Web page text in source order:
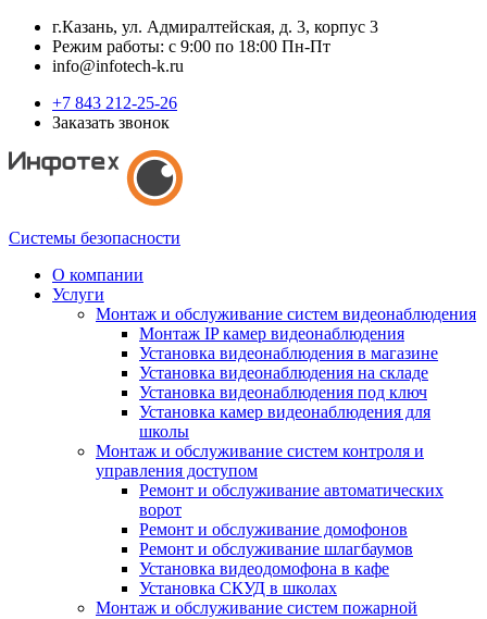
г.Казань, ул. Адмиралтейская, д. 3, корпус 3
Режим работы: с 9:00 по 18:00 Пн-Пт
info@infotech-k.ru
+7 843 212-25-26
Заказать звонок
Системы безопасности
О компании
Услуги
Монтаж и обслуживание систем видеонаблюдения
Монтаж IP камер видеонаблюдения
Установка видеонаблюдения в магазине
Установка видеонаблюдения на складе
Установка видеонаблюдения под ключ
Установка камер видеонаблюдения для
школы
Монтаж и обслуживание систем контроля и
управления доступом
Ремонт и обслуживание автоматических
ворот
Ремонт и обслуживание домофонов
Ремонт и обслуживание шлагбаумов
Установка видеодомофона в кафе
Установка СКУД в школах
Монтаж и обслуживание систем пожарной